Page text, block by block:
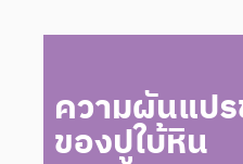
ความผันแป
ของปูใบ้หิน